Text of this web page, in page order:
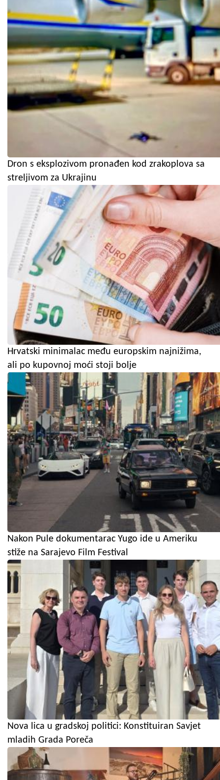
Dron s eksplozivom pronađen kod zrakoplova sa
streljivom za Ukrajinu
Hrvatski minimalac među europskim najnižima,
ali po kupovnoj moći stoji bolje
Nakon Pule dokumentarac Yugo ide u Ameriku
stiže na Sarajevo Film Festival
Nova lica u gradskoj politici: Konstituiran Savjet
mladih Grada Poreča